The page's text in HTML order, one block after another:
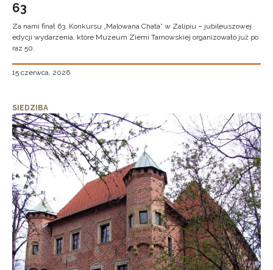
63
Za nami finał 63. Konkursu „Malowana Chata” w Zalipiu – jubileuszowej
edycji wydarzenia, które Muzeum Ziemi Tarnowskiej organizowało już po
raz 50.
15 czerwca, 2026
SIEDZIBA